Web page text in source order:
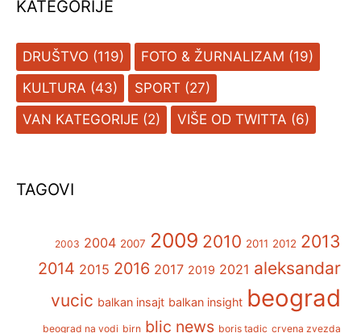
KATEGORIJE
DRUŠTVO (119) FOTO & ŽURNALIZAM (19)
KULTURA (43) SPORT (27)
VAN KATEGORIJE (2) VIŠE OD TWITTA (6)
TAGOVI
2003 2004 2007 2009 2010 2011 2012 2013
2014 2015 2016 2017 2019 2021 aleksandar
vucic balkan insajt balkan insight beograd
beograd na vodi birn blic news boris tadic crvena zvezda